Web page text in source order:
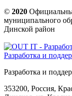
© 2020
муниципального
Динской район
Разработка и
Разработка и
353200, Россия,